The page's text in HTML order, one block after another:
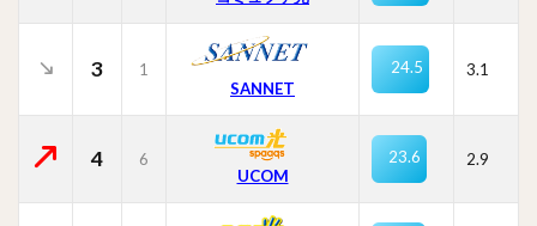
3
1
SANNET
24.5 3.1
4
6
UCOM
23.6 2.9